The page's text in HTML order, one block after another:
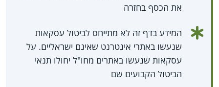
את הכסף בחזרה
המידע בדף זה לא מתייחס לביטול עסקאות
שנעשו באתרי אינטרנט שאינם ישראליים. על
עסקאות שנעשו באתרים מחו"ל יחולו תנאי
הביטול הקבועים שם